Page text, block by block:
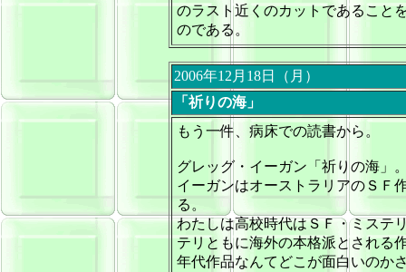
のラスト近くのカットであること
のである。
2006年12月18日（月）
「祈りの海」
もう一件、病床での読書から。
グレッグ・イーガン「祈りの海」
イーガンはオーストラリアのＳＦ
る。
わたしは高校時代はＳＦ・ミステ
テリともに海外の本格派とされる
年代作品なんてどこが面白いのか